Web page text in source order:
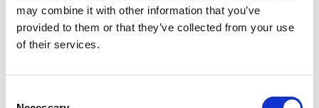
may combine it with other information that you’ve
provided to them or that they’ve collected from your use
of their services.
Leggi di più
di 10 minuti: Automazione